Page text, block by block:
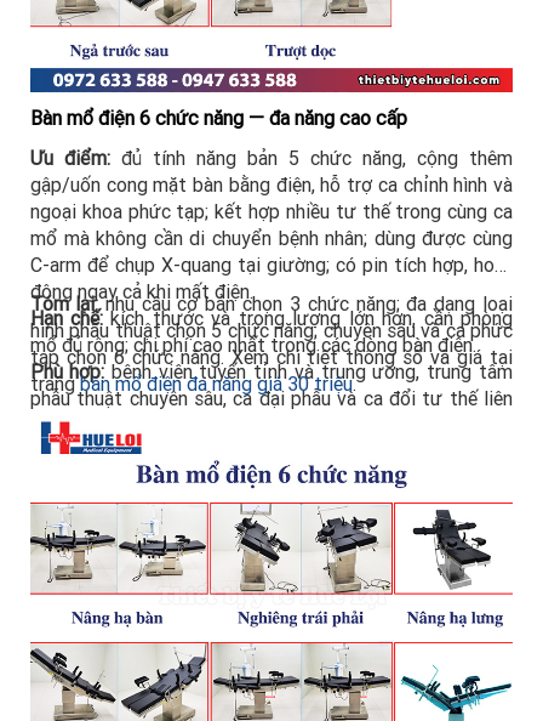
Bàn mổ điện 6 chức năng — đa năng cao cấp
Ưu điểm: đủ tính năng bản 5 chức năng, cộng thêm
gập/uốn cong mặt bàn bằng điện, hỗ trợ ca chỉnh hình và
ngoại khoa phức tạp; kết hợp nhiều tư thế trong cùng ca
mổ mà không cần di chuyển bệnh nhân; dùng được cùng
C-arm để chụp X-quang tại giường; có pin tích hợp, hoạt
động ngay cả khi mất điện.
Hạn chế:kích thước và trọng lượng lớn hơn, cần phòng
mổ đủ rộng; chi phí cao nhất trong các dòng bàn điện.
Phù hợp:bệnh viện tuyến tỉnh và trung ương, trung tâm
phẫu thuật chuyên sâu, ca đại phẫu và ca đổi tư thế liên
tục.
Tóm lại:nhu cầu cơ bản chọn 3 chức năng; đa dạng loại
hình phẫu thuật chọn 5 chức năng; chuyên sâu và ca phức
tạp chọn 6 chức năng. Xem chi tiết thông số và giá tại
trangbàn mổ điện đa năng giá 30 triệu.